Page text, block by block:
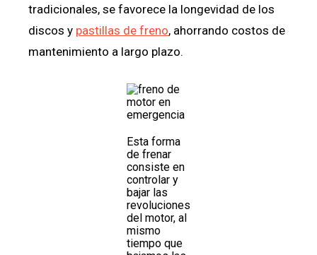
tradicionales, se favorece la longevidad de los
discos y pastillas de freno, ahorrando costos de
mantenimiento a largo plazo.
Esta forma
de frenar
consiste en
controlar y
bajar las
revoluciones
del motor, al
mismo
tiempo que